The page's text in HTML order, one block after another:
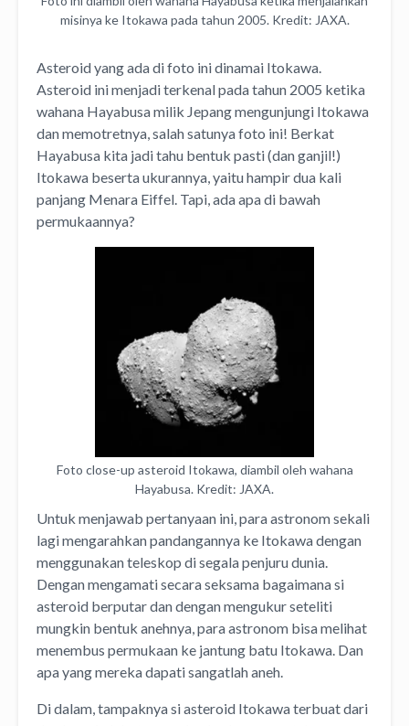
misinya ke Itokawa pada tahun 2005. Kredit: JAXA.
Asteroid yang ada di foto ini dinamai Itokawa.
Asteroid ini menjadi terkenal pada tahun 2005 ketika
wahana Hayabusa milik Jepang mengunjungi Itokawa
dan memotretnya, salah satunya foto ini! Berkat
Hayabusa kita jadi tahu bentuk pasti (dan ganjil!)
Itokawa beserta ukurannya, yaitu hampir dua kali
panjang Menara Eiffel. Tapi, ada apa di bawah
permukaannya?
Foto close-up asteroid Itokawa, diambil oleh wahana
Hayabusa. Kredit: JAXA.
Untuk menjawab pertanyaan ini, para astronom sekali
lagi mengarahkan pandangannya ke Itokawa dengan
menggunakan teleskop di segala penjuru dunia.
Dengan mengamati secara seksama bagaimana si
asteroid berputar dan dengan mengukur seteliti
mungkin bentuk anehnya, para astronom bisa melihat
menembus permukaan ke jantung batu Itokawa. Dan
apa yang mereka dapati sangatlah aneh.
Di dalam, tampaknya si asteroid Itokawa terbuat dari